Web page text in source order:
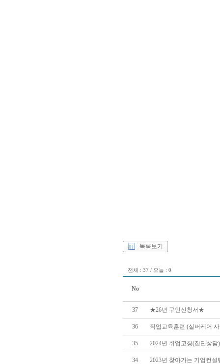
목록보기
전체 : 37 / 오늘 : 0
No
37 ★26년 구인신청서★
36 직업교육훈련 (실버케어
35 2024년 취업코칭(집단상
34 2023년 찾아가는 기업컨설